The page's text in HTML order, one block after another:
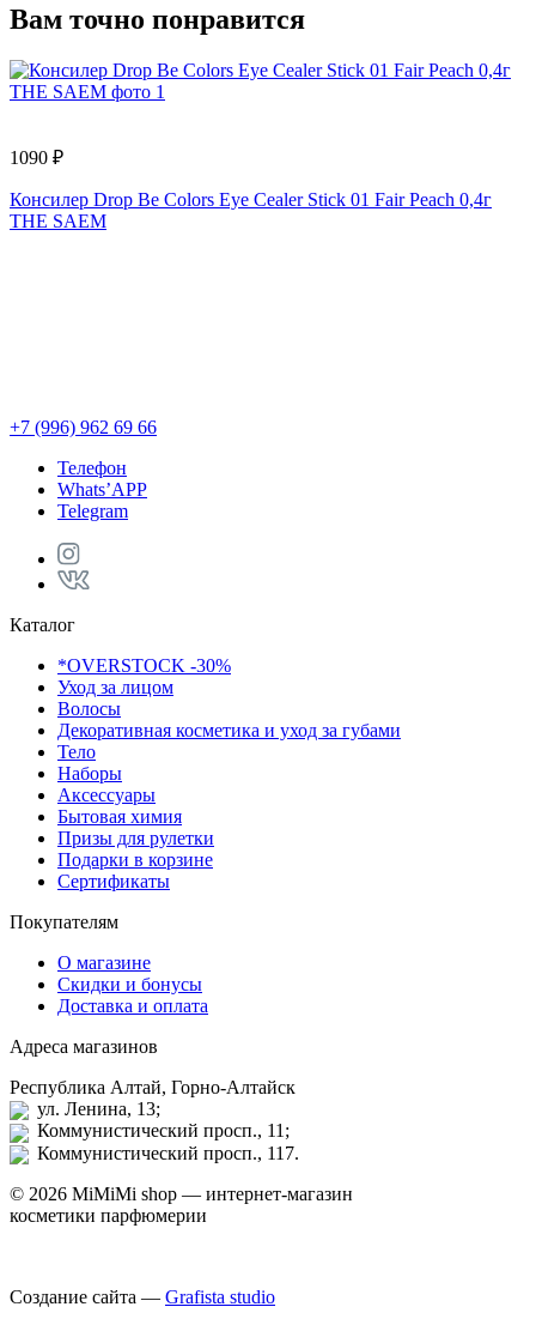
Вам точно понравится
1090 ₽
Консилер Drop Be Colors Eye Cealer Stick 01 Fair Peach 0,4г
THE SAEM
+7 (996) 962 69 66
Телефон
Whats’APP
Telegram
Каталог
*OVERSTOCK -30%
Уход за лицом
Волосы
Декоративная косметика и уход за губами
Тело
Наборы
Аксессуары
Бытовая химия
Призы для рулетки
Подарки в корзине
Сертификаты
Покупателям
О магазине
Скидки и бонусы
Доставка и оплата
Адреса магазинов
Республика Алтай, Горно-Алтайск
ул. Ленина, 13;
Коммунистический просп., 11;
Коммунистический просп., 117.
© 2026 MiMiMi shop — интернет-магазин
косметики парфюмерии
Создание сайта — Grafista studio